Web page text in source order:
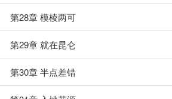
第28章 模棱两可
第29章 就在昆仑
第30章 半点差错